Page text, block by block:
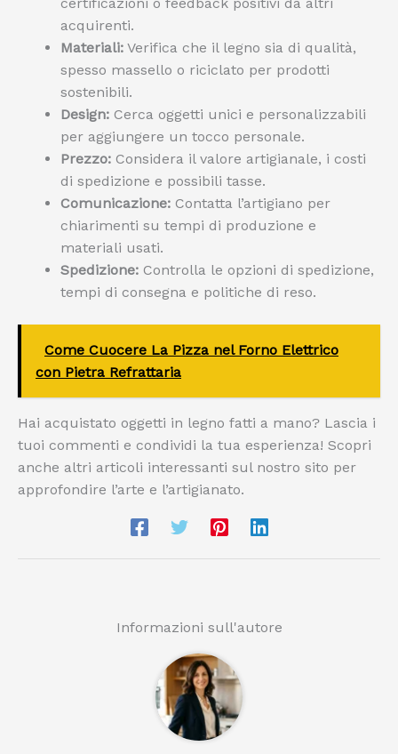
acquirenti.
Materiali: Verifica che il legno sia di qualità,
spesso massello o riciclato per prodotti
sostenibili.
Design: Cerca oggetti unici e personalizzabili
per aggiungere un tocco personale.
Prezzo: Considera il valore artigianale, i costi
di spedizione e possibili tasse.
Comunicazione: Contatta l’artigiano per
chiarimenti su tempi di produzione e
materiali usati.
Spedizione: Controlla le opzioni di spedizione,
tempi di consegna e politiche di reso.
Come Cuocere La Pizza nel Forno Elettrico
con Pietra Refrattaria
Hai acquistato oggetti in legno fatti a mano? Lascia i
tuoi commenti e condividi la tua esperienza! Scopri
anche altri articoli interessanti sul nostro sito per
approfondire l’arte e l’artigianato.
Informazioni sull'autore